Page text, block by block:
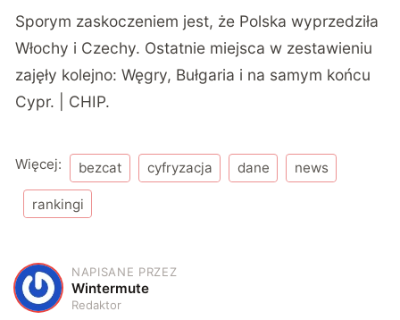
Sporym zaskoczeniem jest, że Polska wyprzedziła
Włochy i Czechy. Ostatnie miejsca w zestawieniu
zajęły kolejno: Węgry, Bułgaria i na samym końcu
Cypr. | CHIP.
Więcej: bezcat cyfryzacja dane news
rankingi
W
NAPISANE PRZEZ
Wintermute
Redaktor